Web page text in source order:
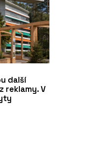
další
reklamy. V